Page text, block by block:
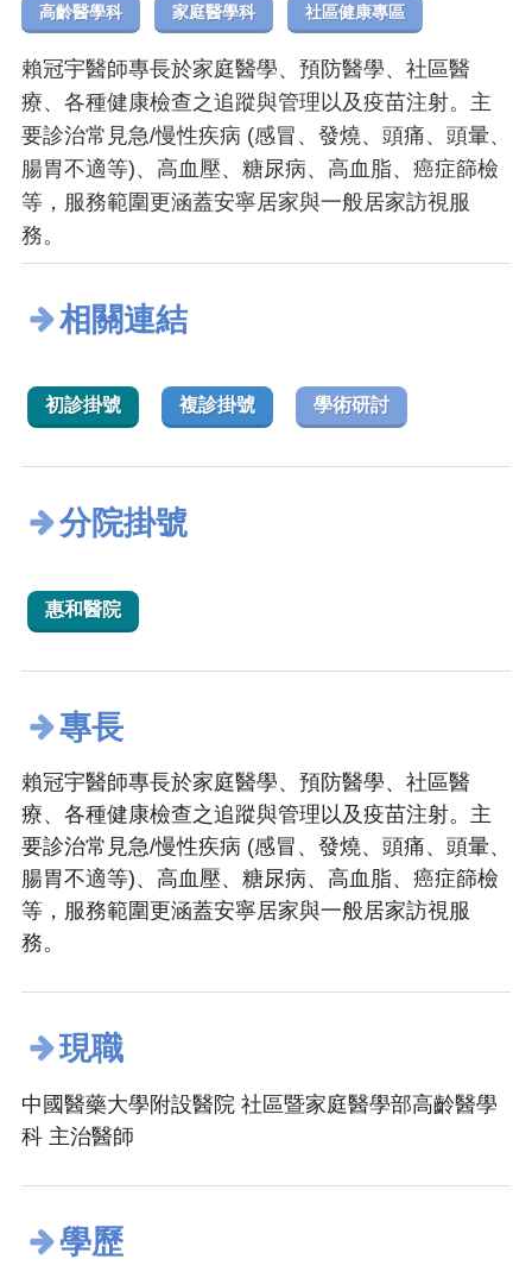
高齡醫學科 家庭醫學科 社區健康專區
賴冠宇醫師專長於家庭醫學、預防醫學、社區醫
療、各種健康檢查之追蹤與管理以及疫苗注射。主
要診治常見急/慢性疾病 (感冒、發燒、頭痛、頭暈、
腸胃不適等)、高血壓、糖尿病、高血脂、癌症篩檢
等，服務範圍更涵蓋安寧居家與一般居家訪視服
務。
相關連結
初診掛號 複診掛號 學術研討
分院掛號
惠和醫院
專長
賴冠宇醫師專長於家庭醫學、預防醫學、社區醫
療、各種健康檢查之追蹤與管理以及疫苗注射。主
要診治常見急/慢性疾病 (感冒、發燒、頭痛、頭暈、
腸胃不適等)、高血壓、糖尿病、高血脂、癌症篩檢
等，服務範圍更涵蓋安寧居家與一般居家訪視服
務。
現職
中國醫藥大學附設醫院 社區暨家庭醫學部高齡醫學
科 主治醫師
學歷